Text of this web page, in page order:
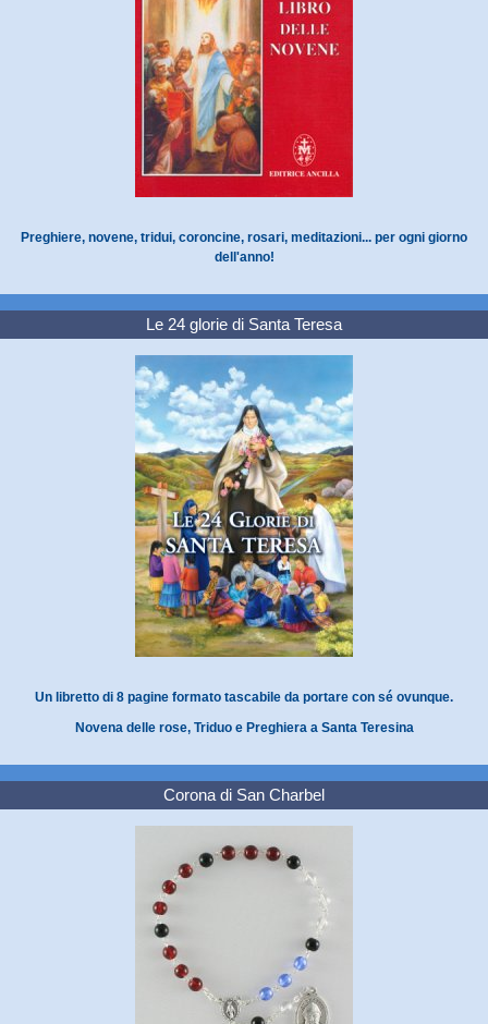
Preghiere, novene, tridui, coroncine, rosari, meditazioni... per ogni giorno
dell'anno!
Le 24 glorie di Santa Teresa
Un libretto di 8 pagine formato tascabile da portare con sé ovunque.
Novena delle rose, Triduo e Preghiera a Santa Teresina
Corona di San Charbel